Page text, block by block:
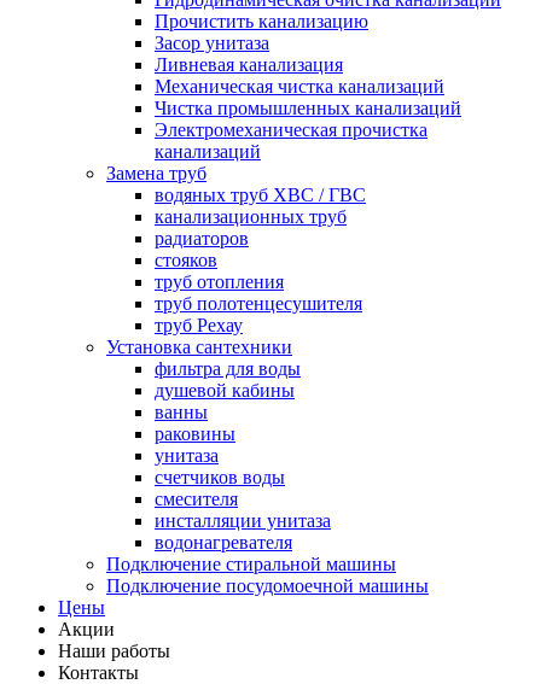
Прочистить канализацию
Засор унитаза
Ливневая канализация
Механическая чистка канализаций
Чистка промышленных канализаций
Электромеханическая прочистка
канализаций
Замена труб
водяных труб ХВС / ГВС
канализационных труб
радиаторов
стояков
труб отопления
труб полотенцесушителя
труб Рехау
Установка сантехники
фильтра для воды
душевой кабины
ванны
раковины
унитаза
счетчиков воды
смесителя
инсталляции унитаза
водонагревателя
Подключение стиральной машины
Подключение посудомоечной машины
Цены
Акции
Наши работы
Контакты